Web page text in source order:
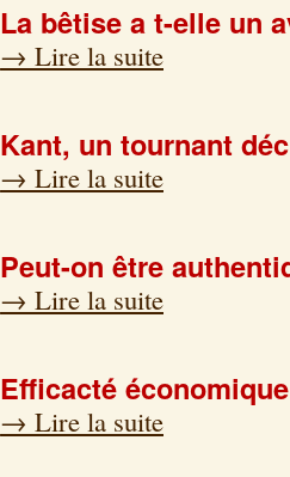
La bêtise a t-elle un
→ Lire la suite
Kant, un tournant
→ Lire la suite
Peut-on être
→ Lire la suite
Efficacté
→ Lire la suite